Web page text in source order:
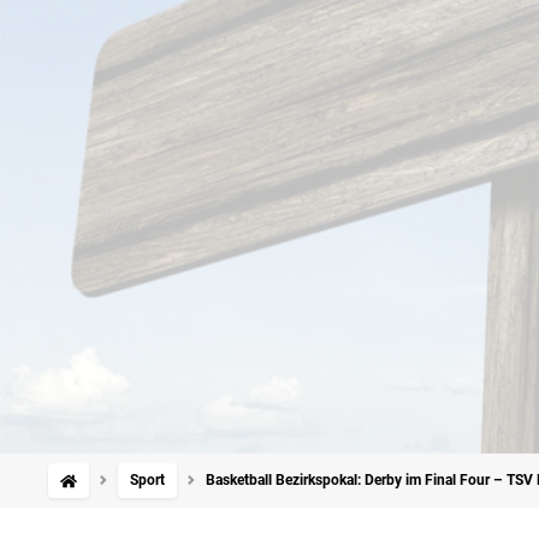
Sport Basketball Bezirkspokal: Derby im Final Four –